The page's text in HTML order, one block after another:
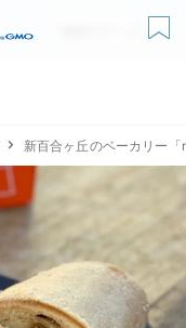
無料ダウンロード
新百合ヶ丘のベーカリー